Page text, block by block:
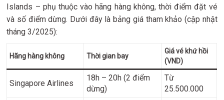
Islands – phụ thuộc vào hãng hàng không, thời điểm đặt vé
và số điểm dừng. Dưới đây là bảng giá tham khảo (cập nhật
tháng 3/2025):
Hãng hàng không Thời gian bay
Giá vé khứ hồi
(VND)
Singapore Airlines
18h – 20h (2 điểm
dừng)
Từ
25.500.000